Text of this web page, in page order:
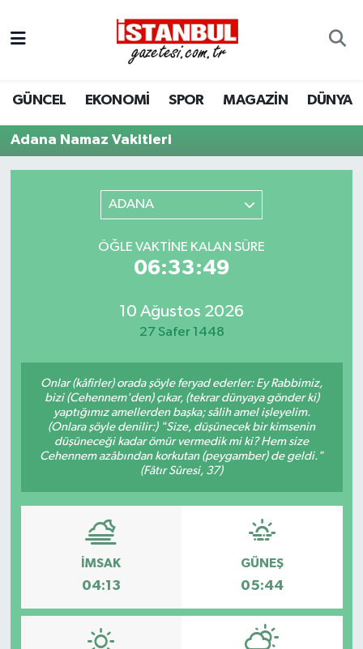
GÜNCEL EKONOMİ SPOR MAGAZİN DÜNYA
Adana Namaz Vakitleri
ADANA
ÖĞLE VAKTINE KALAN SÜRE
06:33:49
10 Ağustos 2026
27 Safer 1448
Onlar (kâfirler) orada şöyle feryad ederler: Ey Rabbimiz,
bizi (Cehennem'den) çıkar, (tekrar dünyaya gönder ki)
yaptığımız amellerden başka; sâlih amel işleyelim.
(Onlara şöyle denilir:) "Size, düşünecek bir kimsenin
düşüneceği kadar ömür vermedik mi ki? Hem size
Cehennem azâbından korkutan (peygamber) de geldi."
(Fâtır Sûresi, 37)
İMSAK
04:13
GÜNEŞ
05:44
EKONOMİ
İSTANBUL
KÜLTÜR SANAT
BİLİM VE TEKNOLOJİ
OTOMOBİL
Nöbetçi Eczaneler
Hava Durumu
Trafik Durumu
Son Dakika Haberleri
Haber Arşivi